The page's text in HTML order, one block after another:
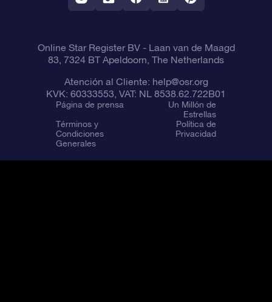
Aplicación de RV Llévame a las estrellas
Constelaciones
Online Star Register BV- Laan van de Maagd
83, 7324 BT Apeldoorn, The Netherlands
Atención al Cliente: help@osr.org
KVK: 60333553, VAT: NL 8538.62.722B01
Página de prensa
Un Millón de
Estrellas
Términos y
Condiciones
Generales
Política de
Privacidad